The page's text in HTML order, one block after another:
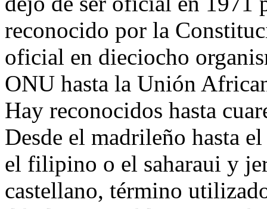
reconocido por la
oficial en dieciocho
ONU hasta la Unión
Hay reconocidos hasta
Desde el madrileño hasta
el filipino o el saharaui y
castellano, término